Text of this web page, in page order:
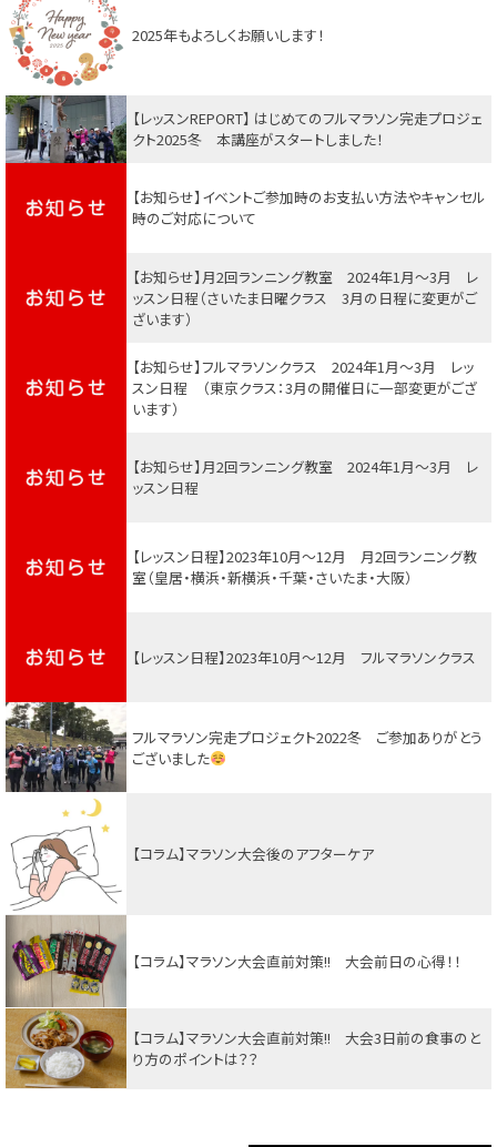
2025年もよろしくお願いします！
【レッスンREPORT】 はじめてのフルマラソン完走プロジェ
クト2025冬 本講座がスタートしました！
【お知らせ】イベントご参加時のお支払い方法やキャンセル
時のご対応について
【お知らせ】月2回ランニング教室 2024年1月～3月 レ
ッスン日程（さいたま日曜クラス 3月の日程に変更がご
ざいます）
【お知らせ】フルマラソンクラス 2024年1月～3月 レッ
スン日程 （東京クラス：3月の開催日に一部変更がござ
います）
【お知らせ】月2回ランニング教室 2024年1月～3月 レ
ッスン日程
【レッスン日程】2023年10月～12月 月2回ランニング教
室（皇居・横浜・新横浜・千葉・さいたま・大阪）
【レッスン日程】2023年10月～12月 フルマラソンクラス
フルマラソン完走プロジェクト2022冬 ご参加ありがとう
ございました
【コラム】マラソン大会後のアフターケア
【コラム】マラソン大会直前対策!! 大会前日の心得！！
【コラム】マラソン大会直前対策!! 大会3日前の食事のと
り方のポイントは？？